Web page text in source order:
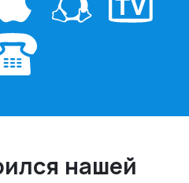
нашей